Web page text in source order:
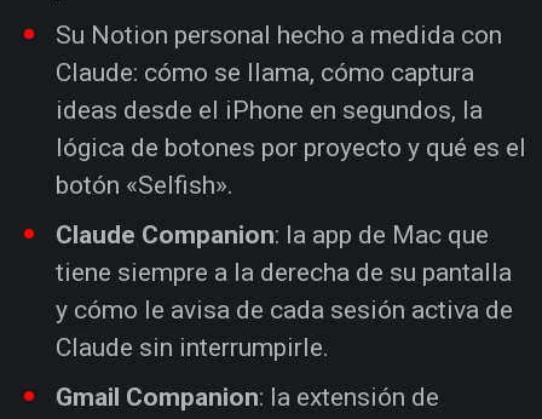
Su Notion personal hecho a medida con
Claude: cómo se llama, cómo captura
ideas desde el iPhone en segundos, la
lógica de botones por proyecto y qué es el
botón «Selfish».
Claude Companion: la app de Mac que
tiene siempre a la derecha de su pantalla
y cómo le avisa de cada sesión activa de
Claude sin interrumpirle.
Gmail Companion: la extensión de